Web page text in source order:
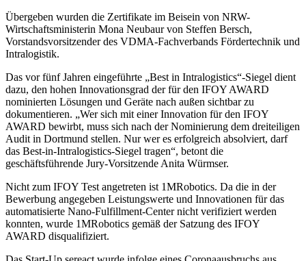
Übergeben wurden die Zertifikate im Beisein von NRW-
Wirtschaftsministerin Mona Neubaur von Steffen Bersch,
Vorstandsvorsitzender des VDMA-Fachverbands Fördertechnik und
Intralogistik.
Das vor fünf Jahren eingeführte „Best in Intralogistics“-Siegel dient
dazu, den hohen Innovationsgrad der für den IFOY AWARD
nominierten Lösungen und Geräte nach außen sichtbar zu
dokumentieren. „Wer sich mit einer Innovation für den IFOY
AWARD bewirbt, muss sich nach der Nominierung dem dreiteiligen
Audit in Dortmund stellen. Nur wer es erfolgreich absolviert, darf
das Best-in-Intralogistics-Siegel tragen“, betont die
geschäftsführende Jury-Vorsitzende Anita Würmser.
Nicht zum IFOY Test angetreten ist 1MRobotics. Da die in der
Bewerbung angegeben Leistungswerte und Innovationen für das
automatisierte Nano-Fulfillment-Center nicht verifiziert werden
konnten, wurde 1MRobotics gemäß der Satzung des IFOY
AWARD disqualifiziert.